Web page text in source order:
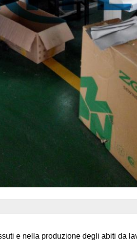
e nella produzione degli abiti da